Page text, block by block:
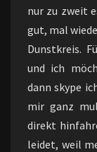
nur zu zweit
gut, mal
Dunstkreis.
und ich
dann skype
mir ganz
direkt
leidet, weil